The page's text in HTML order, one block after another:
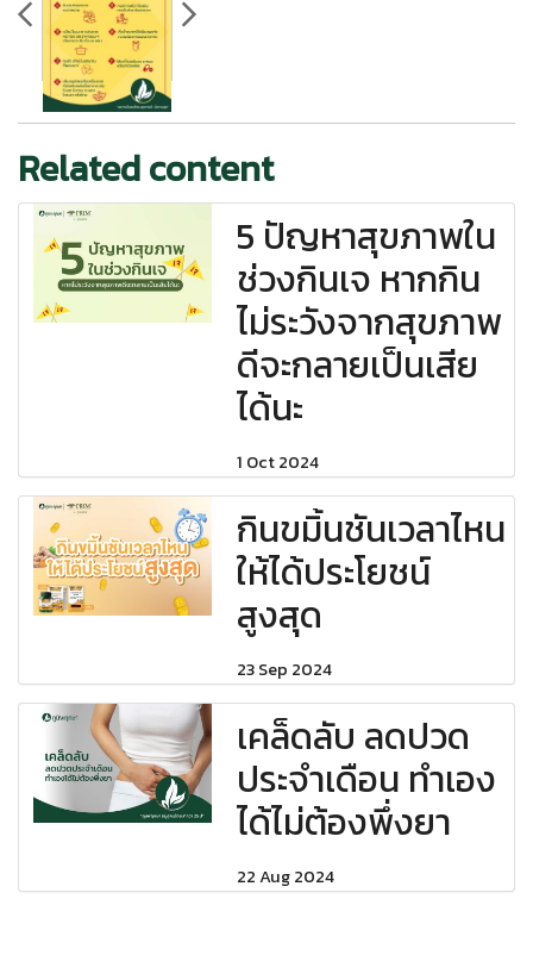
Related content
5 ปัญหาสุขภาพใน
ช่วงกินเจ หากกิน
ไม่ระวังจากสุขภาพ
ดีจะกลายเป็นเสีย
ได้นะ
1 Oct 2024
กินขมิ้นชันเวลาไหน
ให้ได้ประโยชน์
สูงสุด
23 Sep 2024
เคล็ดลับ ลดปวด
ประจำเดือน ทำเอง
ได้ไม่ต้องพึ่งยา
22 Aug 2024